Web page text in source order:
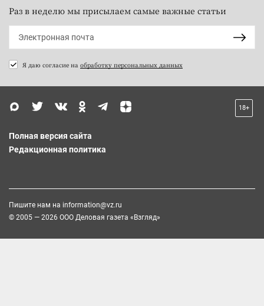
Раз в неделю мы присылаем самые важные статьи
Я даю согласие на обработку персональных данных
18+
Полная версия сайта
Редакционная политика
Пишите нам на information@vz.ru
© 2005 — 2026 ООО Деловая газета «Взгляд»